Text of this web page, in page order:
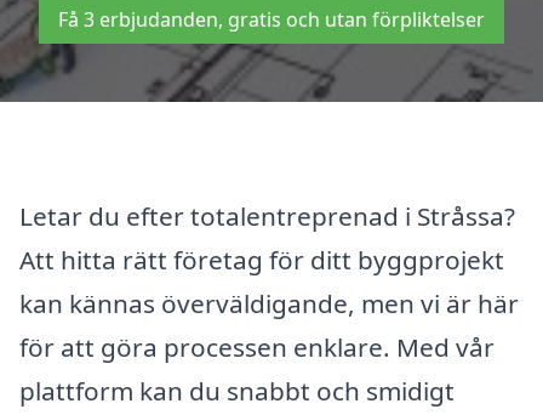
Få 3 erbjudanden, gratis och utan förpliktelser
Letar du efter totalentreprenad i Stråssa?
Att hitta rätt företag för ditt byggprojekt
kan kännas överväldigande, men vi är här
för att göra processen enklare. Med vår
plattform kan du snabbt och smidigt